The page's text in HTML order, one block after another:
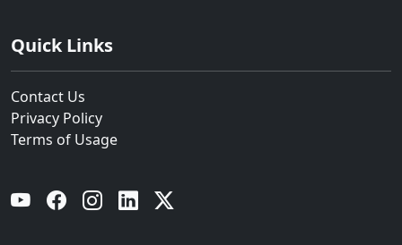
Quick Links
Contact Us
Privacy Policy
Terms of Usage
YouTube Facebook Instagram Linkedin